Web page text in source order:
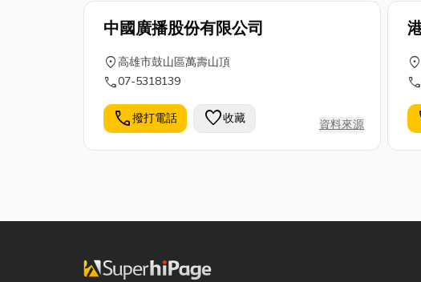
中國廣播股份有限公司
location_on高雄市鼓山區萬壽山頂
call07-5318139
call撥打電話 favorite收藏 資料來源